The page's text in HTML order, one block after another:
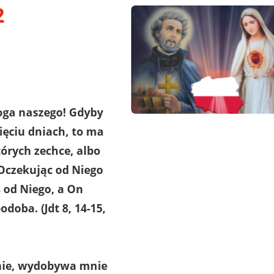
naszego! Gdyby
dniach, to ma
zechce, albo
od Niego
Niego, a On
(Jdt 8, 14-15,
wydobywa mnie